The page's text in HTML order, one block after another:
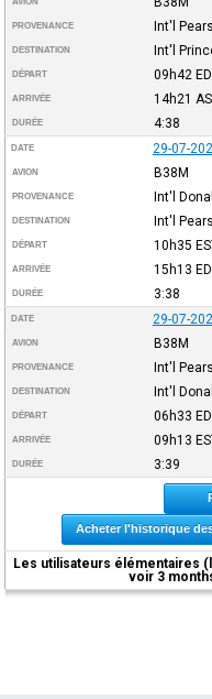
PROVENANCE Int'l
DESTINATION Int'l
DÉPART 09h42
ARRIVÉE 14h21
DURÉE 4:38
DATE 29-07-
AVION B38M
PROVENANCE Int'l
DESTINATION Int'l
DÉPART 10h35
ARRIVÉE 15h13
DURÉE 3:38
DATE 29-07-
AVION B38M
PROVENANCE Int'l
DESTINATION Int'l
DÉPART 06h33
ARRIVÉE 09h13
DURÉE 3:39
Acheter l'historique
Les utilisateurs élémentaires
voir 3